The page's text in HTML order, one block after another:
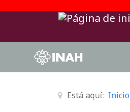
Está aquí: Inicio